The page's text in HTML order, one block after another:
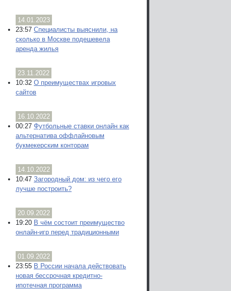
14.01.2023
23:57 Специалисты выяснили, на
сколько в Москве подешевела
аренда жилья
23.11.2022
10:32 О преимуществах игровых
сайтов
16.10.2022
00:27 Футбольные ставки онлайн как
альтернатива оффлайновым
букмекерским конторам
14.10.2022
10:47 Загородный дом: из чего его
лучше построить?
20.09.2022
19:20 В чём состоит преимущество
онлайн-игр перед традиционными
01.09.2022
23:55 В России начала действовать
новая бессрочная кредитно-
ипотечная программа